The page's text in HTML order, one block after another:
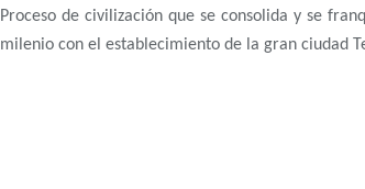
Proceso de civilización que se consolida y se
milenio con el establecimiento de la gran ciudad